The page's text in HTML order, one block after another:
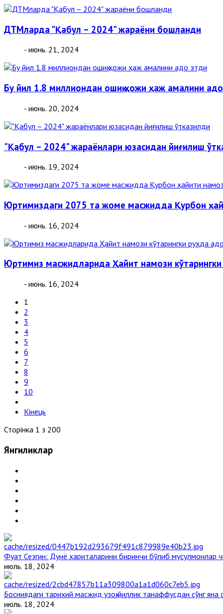
ДТМларда "Қабул – 2024" жараёни бошланди
- июнь. 21, 2024
Бу йил 1.8 миллиондан ошиқ ҳожи ҳаж амалини
- июнь. 20, 2024
"Қабул – 2024" жараёнлари юзасидан йиғилиш
- июнь. 19, 2024
Юртимиздаги 2075 та жоме масжидда Қурбон
- июнь. 16, 2024
Юртимиз масжидларида Ҳайит намози
- июнь. 16, 2024
1
2
3
4
5
6
7
8
9
10
Кінець
Сторінка 1 з 200
Янгиликлар
Фуат Сезгин: Дунё хариталарини биринчи бўлиб мусулмонлар
июль. 18, 2024
Босниядаги тарихий масжид узоқ йиллик танаффусдан сўнг яна
июль. 18, 2024